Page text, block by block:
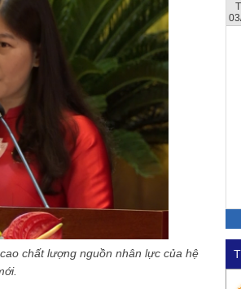
chất lượng nguồn nhân lực của hệ